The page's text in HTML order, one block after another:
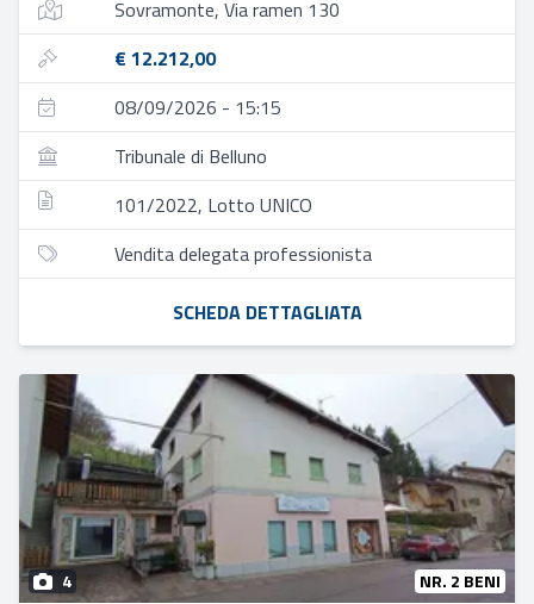
Sovramonte, Via ramen 130
€ 12.212,00
08/09/2026 - 15:15
Tribunale di Belluno
101/2022, Lotto UNICO
Vendita delegata professionista
SCHEDA DETTAGLIATA
4 NR. 2 BENI